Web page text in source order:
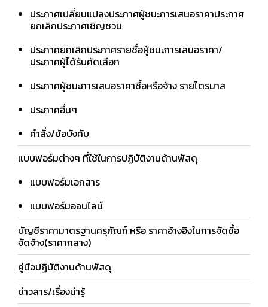
ประกาศเปลี่ยนแปลงประกาศผู้ชนะการเสนอราคาประกาศ
ยกเลิกประกาศเชิญชวน
ประกาศยกเลิกประกาศรายชื่อผู้ชนะการเสนอราคา/
ประกาศผู้ได้รับคัดเลือก
ประกาศผู้ชนะการเสนอราคาซื้อหรือจ้าง รายไตรมาส
ประกาศอื่นๆ
คำสั่ง/ข้อบังคับ
แบบฟอร์มต่างๆ ที่ใช้ในการปฏิบัติงานด้านพัสดุ
แบบฟอร์มเอกสาร
แบบฟอร์มออนไลน์
บัญชีราคามาตรฐานครุภัณฑ์ หรือ ราคาอ้างอิงในการจัดซื้อ
จัดจ้าง(ราคากลาง)
คู่มือปฏิบัติงานด้านพัสดุ
ข่าวสาร/เรื่องน่ารู้